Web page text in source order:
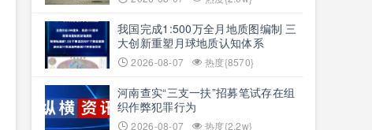
我国完成1:500万全月地质图编制 三
大创新重塑月球地质认知体系
2026-08-07 热度{8570}
河南查实“三支一扶”招募笔试存在组
织作弊犯罪行为
2026-08-07 热度{2.2w}